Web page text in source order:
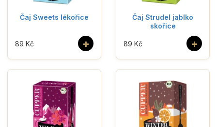
Čaj Sweets lékořice
+
89 Kč
Čaj Strudel jablko
skořice
+
89 Kč